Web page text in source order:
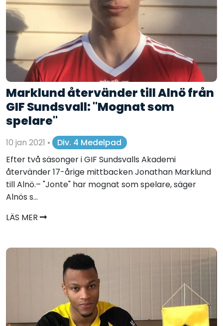
Marklund återvänder till Alnö från
GIF Sundsvall: "Mognat som
spelare"
10 jan 2021 •
Div. 4 Medelpad
Efter två säsonger i GIF Sundsvalls Akademi
återvänder 17-årige mittbacken Jonathan Marklund
till Alnö.– "Jonte" har mognat som spelare, säger
Alnös s...
LÄS MER